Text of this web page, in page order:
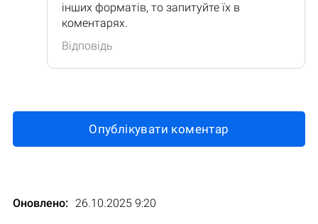
інших форматів, то запитуйте їх в
коментарях.
Відповідь
Опублікувати коментар
Оновлено: 26.10.2025 9:20